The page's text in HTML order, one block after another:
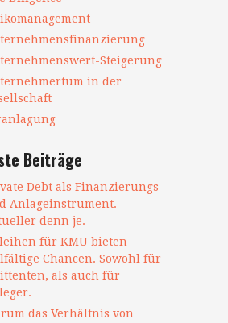
Steigerung
in der
Beiträge
Debt als Finanzierungs-
Anlageinstrument.
denn je.
für KMU bieten
Chancen. Sowohl für
als auch für
das Verhältnis von